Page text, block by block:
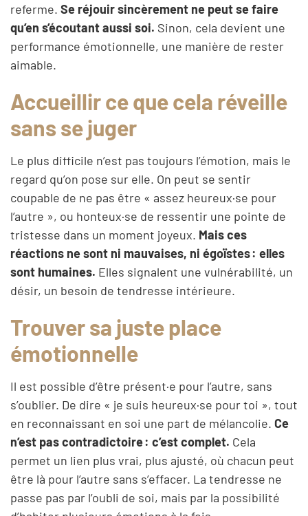
referme. Se réjouir sincèrement ne peut se faire
qu’en s’écoutant aussi soi. Sinon, cela devient une
performance émotionnelle, une manière de rester
aimable.
Accueillir ce que cela réveille
sans se juger
Le plus difficile n’est pas toujours l’émotion, mais le
regard qu’on pose sur elle. On peut se sentir
coupable de ne pas être « assez heureux·se pour
l’autre », ou honteux·se de ressentir une pointe de
tristesse dans un moment joyeux. Mais ces
réactions ne sont ni mauvaises, ni égoïstes : elles
sont humaines. Elles signalent une vulnérabilité, un
désir, un besoin de tendresse intérieure.
Trouver sa juste place
émotionnelle
Il est possible d’être présent·e pour l’autre, sans
s’oublier. De dire « je suis heureux·se pour toi », tout
en reconnaissant en soi une part de mélancolie. Ce
n’est pas contradictoire : c’est complet. Cela
permet un lien plus vrai, plus ajusté, où chacun peut
être là pour l’autre sans s’effacer. La tendresse ne
passe pas par l’oubli de soi, mais par la possibilité